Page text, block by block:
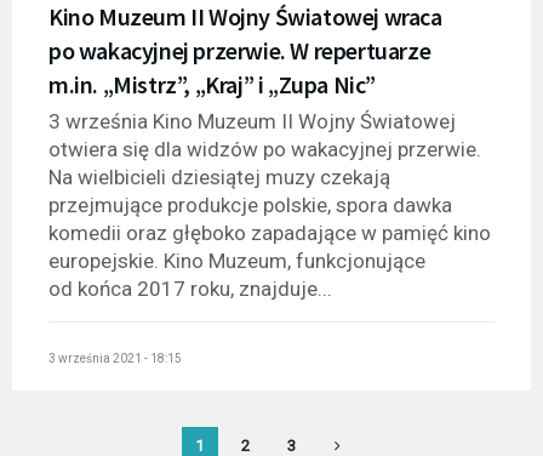
Kino Muzeum II Wojny Światowej wraca
po wakacyjnej przerwie. W repertuarze
m.in. „Mistrz”, „Kraj” i „Zupa Nic”
3 września Kino Muzeum II Wojny Światowej
otwiera się dla widzów po wakacyjnej przerwie.
Na wielbicieli dziesiątej muzy czekają
przejmujące produkcje polskie, spora dawka
komedii oraz głęboko zapadające w pamięć kino
europejskie. Kino Muzeum, funkcjonujące
od końca 2017 roku, znajduje...
3 września 2021 - 18:15
1 2 3